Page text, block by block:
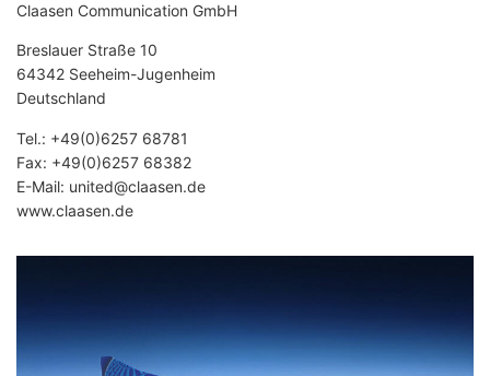
Claasen Communication GmbH
Breslauer Straße 10
64342 Seeheim-Jugenheim
Deutschland
Tel.: +49(0)6257 68781
Fax: +49(0)6257 68382
E-Mail: united@claasen.de
www.claasen.de